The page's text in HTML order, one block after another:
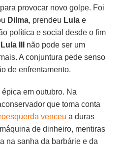
provocar novo golpe. Foi
Dilma, prendeu Lula e
política e social desde o fim
Lula III
não pode ser um
A conjuntura pede senso
de enfrentamento.
em outubro. Na
que toma conta
venceu a duras
de dinheiro, mentiras
na sanha da barbárie e da